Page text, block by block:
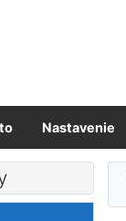
prístupnosti
Nastavenie